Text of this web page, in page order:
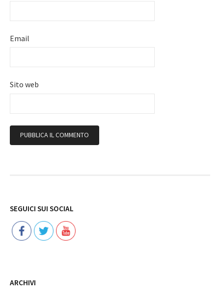
Email
Sito web
SEGUICI SUI SOCIAL
ARCHIVI